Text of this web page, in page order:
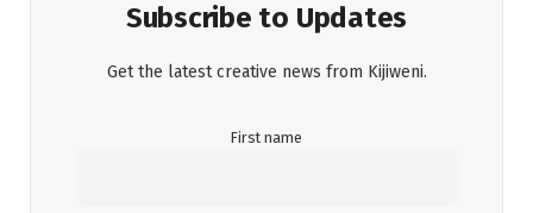
Subscribe to Updates
Get the latest creative news from Kijiweni.
First name